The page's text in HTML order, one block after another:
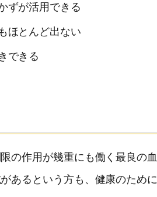
ずが活用できる
ほとんど出ない
できる
の作用が幾重にも働く最良の
あるという方も、健康のため